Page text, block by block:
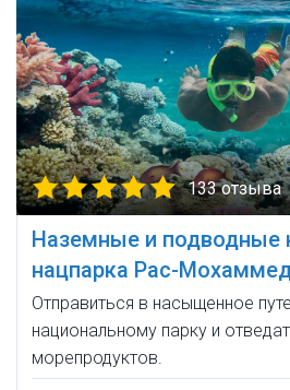
133 отзыва
Наземные и подводные
нацпарка Рас-
Отправиться в насыщенное
национальному парку и
морепродуктов.